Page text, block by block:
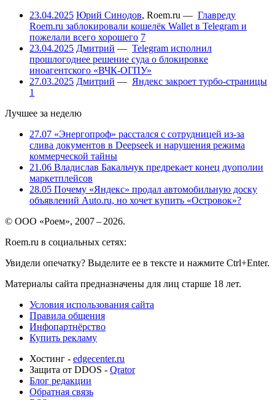
23.04.2025 Юрий Синодов, Roem.ru — Главреду
Roem.ru заблокировали кошелёк Wallet в Telegram и
пожелали всего хорошего 7
23.04.2025 Дмитрий — Telegram исполнил
прошлогоднее решение суда о блокировке
иноагентского «ВЧК-ОГПУ»
27.03.2025 Дмитрий — Яндекс закроет турбо-страницы
1
Лучшее за неделю
27.07 «Энергопроф» расстался с сотрудницей из-за
слива документов в Deepseek и нарушения режима
коммерческой тайны
21.06 Владислав Бакальчук предрекает конец дуополии
маркетплейсов
28.05 Почему «Яндекс» продал автомобильную доску
объявлений Auto.ru, но хочет купить «Островок»?
© ООО «Роем», 2007 – 2026.
Roem.ru в социальных сетях:
Увидели опечатку? Выделите ее в тексте и нажмите Ctrl+Enter.
Материалы сайта предназначены для лиц старше 18 лет.
Условия использования сайта
Правила общения
Инфопартнёрство
Купить рекламу
Хостинг - edgecenter.ru
Защита от DDOS - Qrator
Блог редакции
Обратная связь